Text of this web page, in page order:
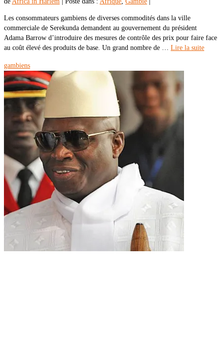
Les consommateurs gambiens de diverses commodités dans la ville
commerciale de Serekunda demandent au gouvernement du président
Adama Barrow d’introduire des mesures de contrôle des prix pour faire face
au coût élevé des produits de base. Un grand nombre de … Lire la suite
gambiens